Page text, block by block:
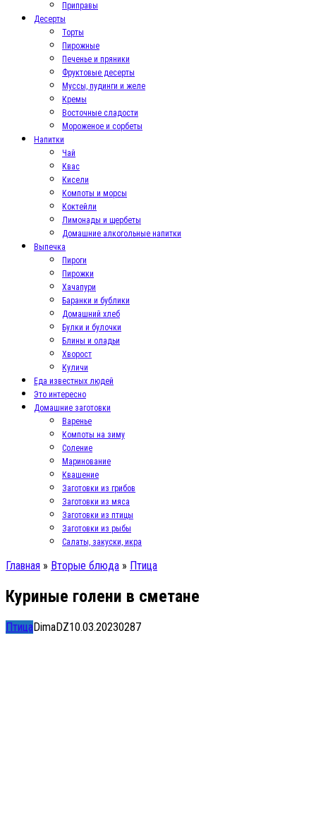
Приправы
Десерты
Торты
Пирожные
Печенье и пряники
Фруктовые десерты
Муссы, пудинги и желе
Кремы
Восточные сладости
Мороженое и сорбеты
Напитки
Чай
Квас
Кисели
Компоты и морсы
Коктейли
Лимонады и щербеты
Домашние алкогольные напитки
Выпечка
Пироги
Пирожки
Хачапури
Баранки и бублики
Домашний хлеб
Булки и булочки
Блины и оладьи
Хворост
Куличи
Еда известных людей
Это интересно
Домашние заготовки
Варенье
Компоты на зиму
Соление
Маринование
Квашение
Заготовки из грибов
Заготовки из мяса
Заготовки из птицы
Заготовки из рыбы
Салаты, закуски, икра
Главная » Вторые блюда » Птица
Куриные голени в сметане
ПтицаDimaDZ10.03.20230287